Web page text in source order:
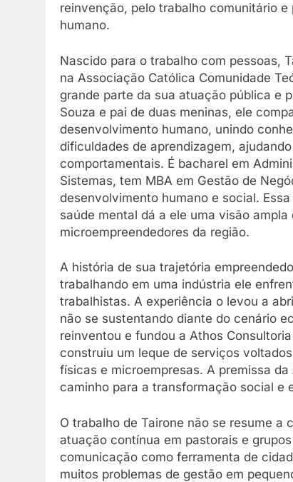
reinvenção, pelo trabalho comunitário
humano.
Nascido para o trabalho com pessoas,
na Associação Católica Comunidade
grande parte da sua atuação pública e
Souza e pai de duas meninas, ele
desenvolvimento humano, unindo
dificuldades de aprendizagem,
comportamentais. É bacharel em
Sistemas, tem MBA em Gestão de
desenvolvimento humano e social.
saúde mental dá a ele uma visão
microempreendedores da região.
A história de sua trajetória
trabalhando em uma indústria ele
trabalhistas. A experiência o levou a
não se sustentando diante do cenário
reinventou e fundou a Athos
construiu um leque de serviços
físicas e microempresas. A premissa
caminho para a transformação social e
O trabalho de Tairone não se resume
atuação contínua em pastorais e
comunicação como ferramenta de
muitos problemas de gestão em